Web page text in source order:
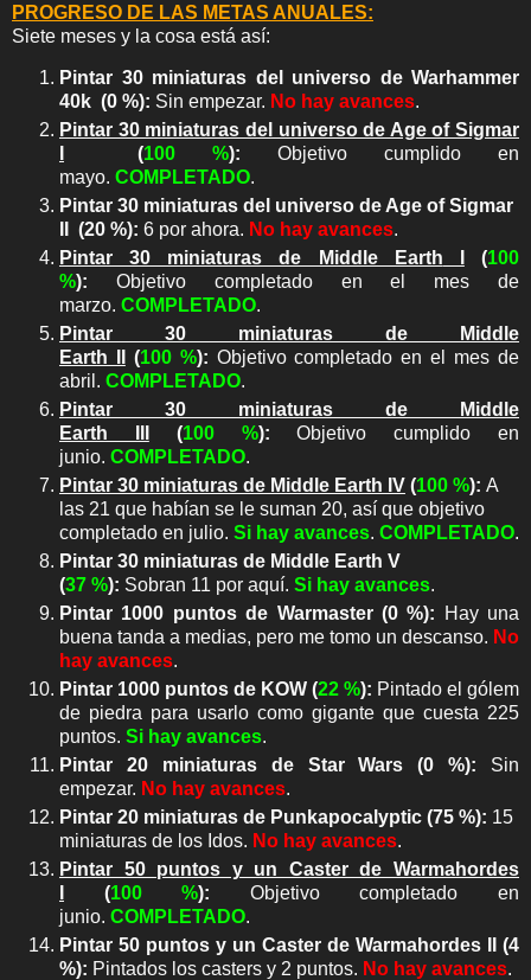
PROGRESO DE LAS METAS ANUALES:
Siete meses y la cosa está así:
Pintar 30 miniaturas del universo de Warhammer
40k (0 %): Sin empezar. No hay avances.
Pintar 30 miniaturas del universo de Age of Sigmar
(100 %): Objetivo cumplido en
mayo. COMPLETADO.
Pintar 30 miniaturas del universo de Age of Sigmar
(20 %): 6 por ahora. No hay avances.
Pintar 30 miniaturas de Middle Earth
(100
%): Objetivo completado en el mes de
marzo. COMPLETADO.
Pintar 30 miniaturas de Middle
Earth
(100%): Objetivo completado en el mes de
abril. COMPLETADO.
Pintar 30 miniaturas de Middle
Earth
(100%):Objetivo cumplido en
junio. COMPLETADO.
Pintar 30 miniaturas de Middle Earth IV (100 %): A
las 21 que habían se le suman 20, así que objetivo
completado en julio. Si hay avances. COMPLETADO.
Pintar 30 miniaturas de Middle Earth V
(37 %): Sobran 11 por aquí. Si hay avances.
Pintar 1000 puntos de Warmaster (0 %): Hay una
buena tanda a medias, pero me tomo un descanso. No
hay avances.
Pintar 1000 puntos de KOW (22 %): Pintado el gólem
de piedra para usarlo como gigante que cuesta 225
puntos. Si hay avances.
Pintar 20 miniaturas de Star Wars(0 %): Sin
empezar. No hay avances.
Pintar 20 miniaturas de Punkapocalyptic (75 %): 15
miniaturas de los Idos. No hay avances.
Pintar 50 puntos y un Caster de Warmahordes
(100%): Objetivo completado en
junio. COMPLETADO.
Pintar 50 puntos y un Caster de Warmahordes II (4
%): Pintados los casters y 2 puntos. No hay avances.